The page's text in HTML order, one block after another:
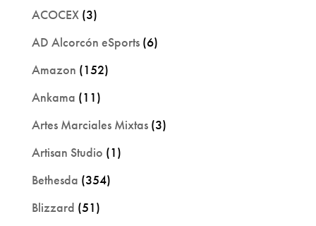
ACOCEX(3)
AD Alcorcón eSports(6)
Amazon (152)
Ankama (11)
Artes Marciales Mixtas(3)
Artisan Studio (1)
Bethesda (354)
Blizzard (51)